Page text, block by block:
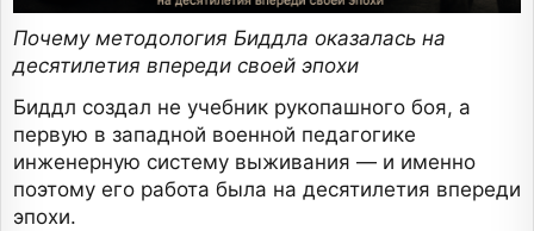
Почему методология Биддла оказалась на
десятилетия впереди своей эпохи
Биддл создал не учебник рукопашного боя, а
первую в западной военной педагогике
инженерную систему выживания — и именно
поэтому его работа была на десятилетия впереди
эпохи.